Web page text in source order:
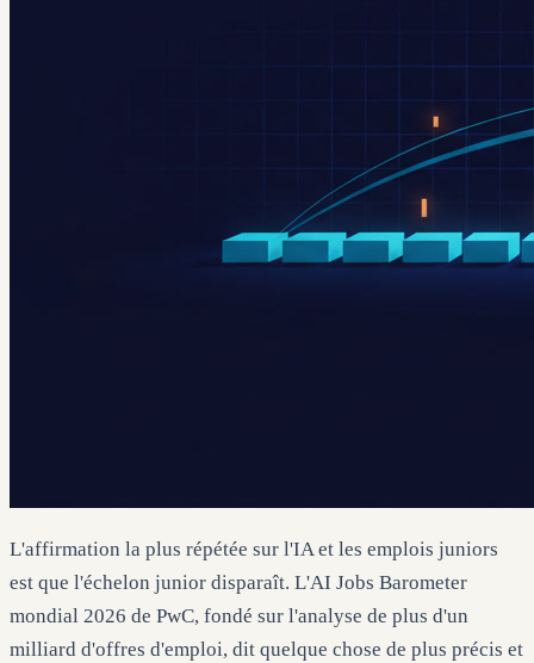
L'affirmation la plus répétée sur l'IA et les emplois juniors
est que l'échelon junior disparaît. L'AI Jobs Barometer
mondial 2026 de PwC, fondé sur l'analyse de plus d'un
milliard d'offres d'emploi, dit quelque chose de plus précis et